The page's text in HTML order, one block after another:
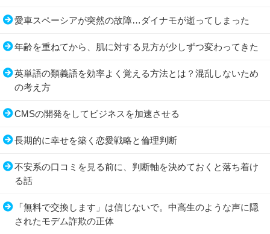
愛車スペーシアが突然の故障…ダイナモが逝ってしまった
年齢を重ねてから、肌に対する見方が少しずつ変わってきた
英単語の類義語を効率よく覚える方法とは？混乱しないため
の考え方
CMSの開発をしてビジネスを加速させる
長期的に幸せを築く恋愛戦略と倫理判断
不安系の口コミを見る前に、判断軸を決めておくと落ち着け
る話
「無料で交換します」は信じないで。中高生のような声に隠
されたモデム詐欺の正体